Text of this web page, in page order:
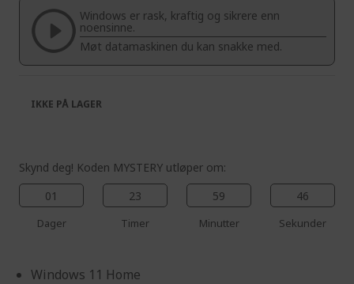
images
gallery
the
images
gallery
Windows er rask, kraftig og sikrere enn
noensinne.
Møt datamaskinen du kan snakke med.
Skynd deg! Koden MYSTERY utløper om:
01
Dager
23
Timer
59
Minutter
45
Sekunder
Windows 11 Home
IKKE PÅ LAGER